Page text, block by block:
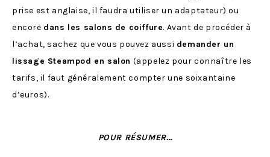
prise est anglaise, il faudra utiliser un adaptateur) ou
encore dans les salons de coiffure. Avant de procéder à
l’achat, sachez que vous pouvez aussi demander un
lissage Steampod en salon (appelez pour connaître les
tarifs, il faut généralement compter une soixantaine
d’euros).
POUR RÉSUMER…